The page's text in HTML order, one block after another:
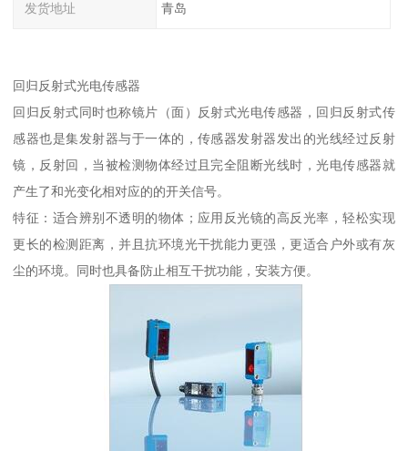
发货地址 青岛
回归反射式光电传感器
回归反射式同时也称镜片（面）反射式光电传感器，回归反射式传
感器也是集发射器与于一体的，传感器发射器发出的光线经过反射
镜，反射回，当被检测物体经过且完全阻断光线时，光电传感器就
产生了和光变化相对应的的开关信号。
特征：适合辨别不透明的物体；应用反光镜的高反光率，轻松实现
更长的检测距离，并且抗环境光干扰能力更强，更适合户外或有灰
尘的环境。同时也具备防止相互干扰功能，安装方便。